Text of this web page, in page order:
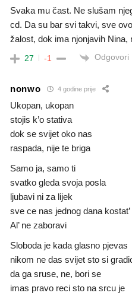
Svaka mu čast. Ne slušam
cd. Da su bar svi takvi, sve
žalost, dok ima njonjavih Nina,
27 -1 Odgovori
nonwo 4 godine prije
Ukopan, ukopan
stojis k’o stativa
dok se svijet oko nas
raspada, nije te briga
Samo ja, samo ti
svatko gleda svoja posla
ljubavi ni za lijek
sve ce nas jednog dana kostat’
Al’ ne zaboravi
Sloboda je kada glasno pjevas
nikom ne das svijet sto si
da ga sruse, ne, bori se
imas pravo reci sto na srcu je